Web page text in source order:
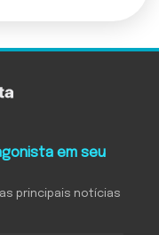
em seu
principais notícias